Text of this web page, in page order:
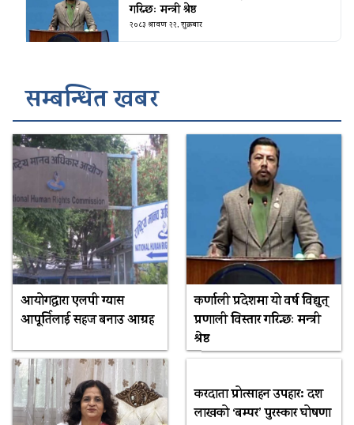
गरिन्छः मन्त्री श्रेष्ठ
२०८३ श्रावण २२, शुक्रबार
सम्बन्धित खबर
आयोगद्वारा एलपी ग्यास
आपूर्तिलाई सहज बनाउ आग्रह
कर्णाली प्रदेशमा यो वर्ष विद्युत्
प्रणाली विस्तार गरिन्छः मन्त्री
श्रेष्ठ
करदाता प्रोत्साहन उपहार: दश
लाखको ‘बम्पर’ पुरस्कार घोषणा